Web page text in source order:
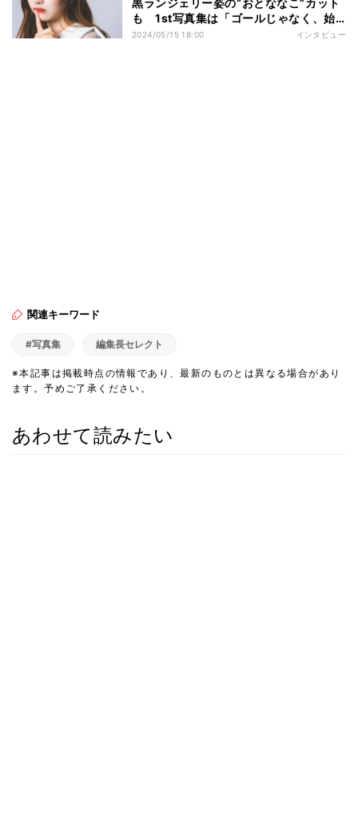
も 1st写真集は「ゴールじゃなく、始
まり」
2024/05/15 18:00 インタビュー
関連キーワード
#写真集 編集長セレクト
※本記事は掲載時点の情報であり、最新のものとは異なる場合があり
ます。予めご了承ください。
あわせて読みたい